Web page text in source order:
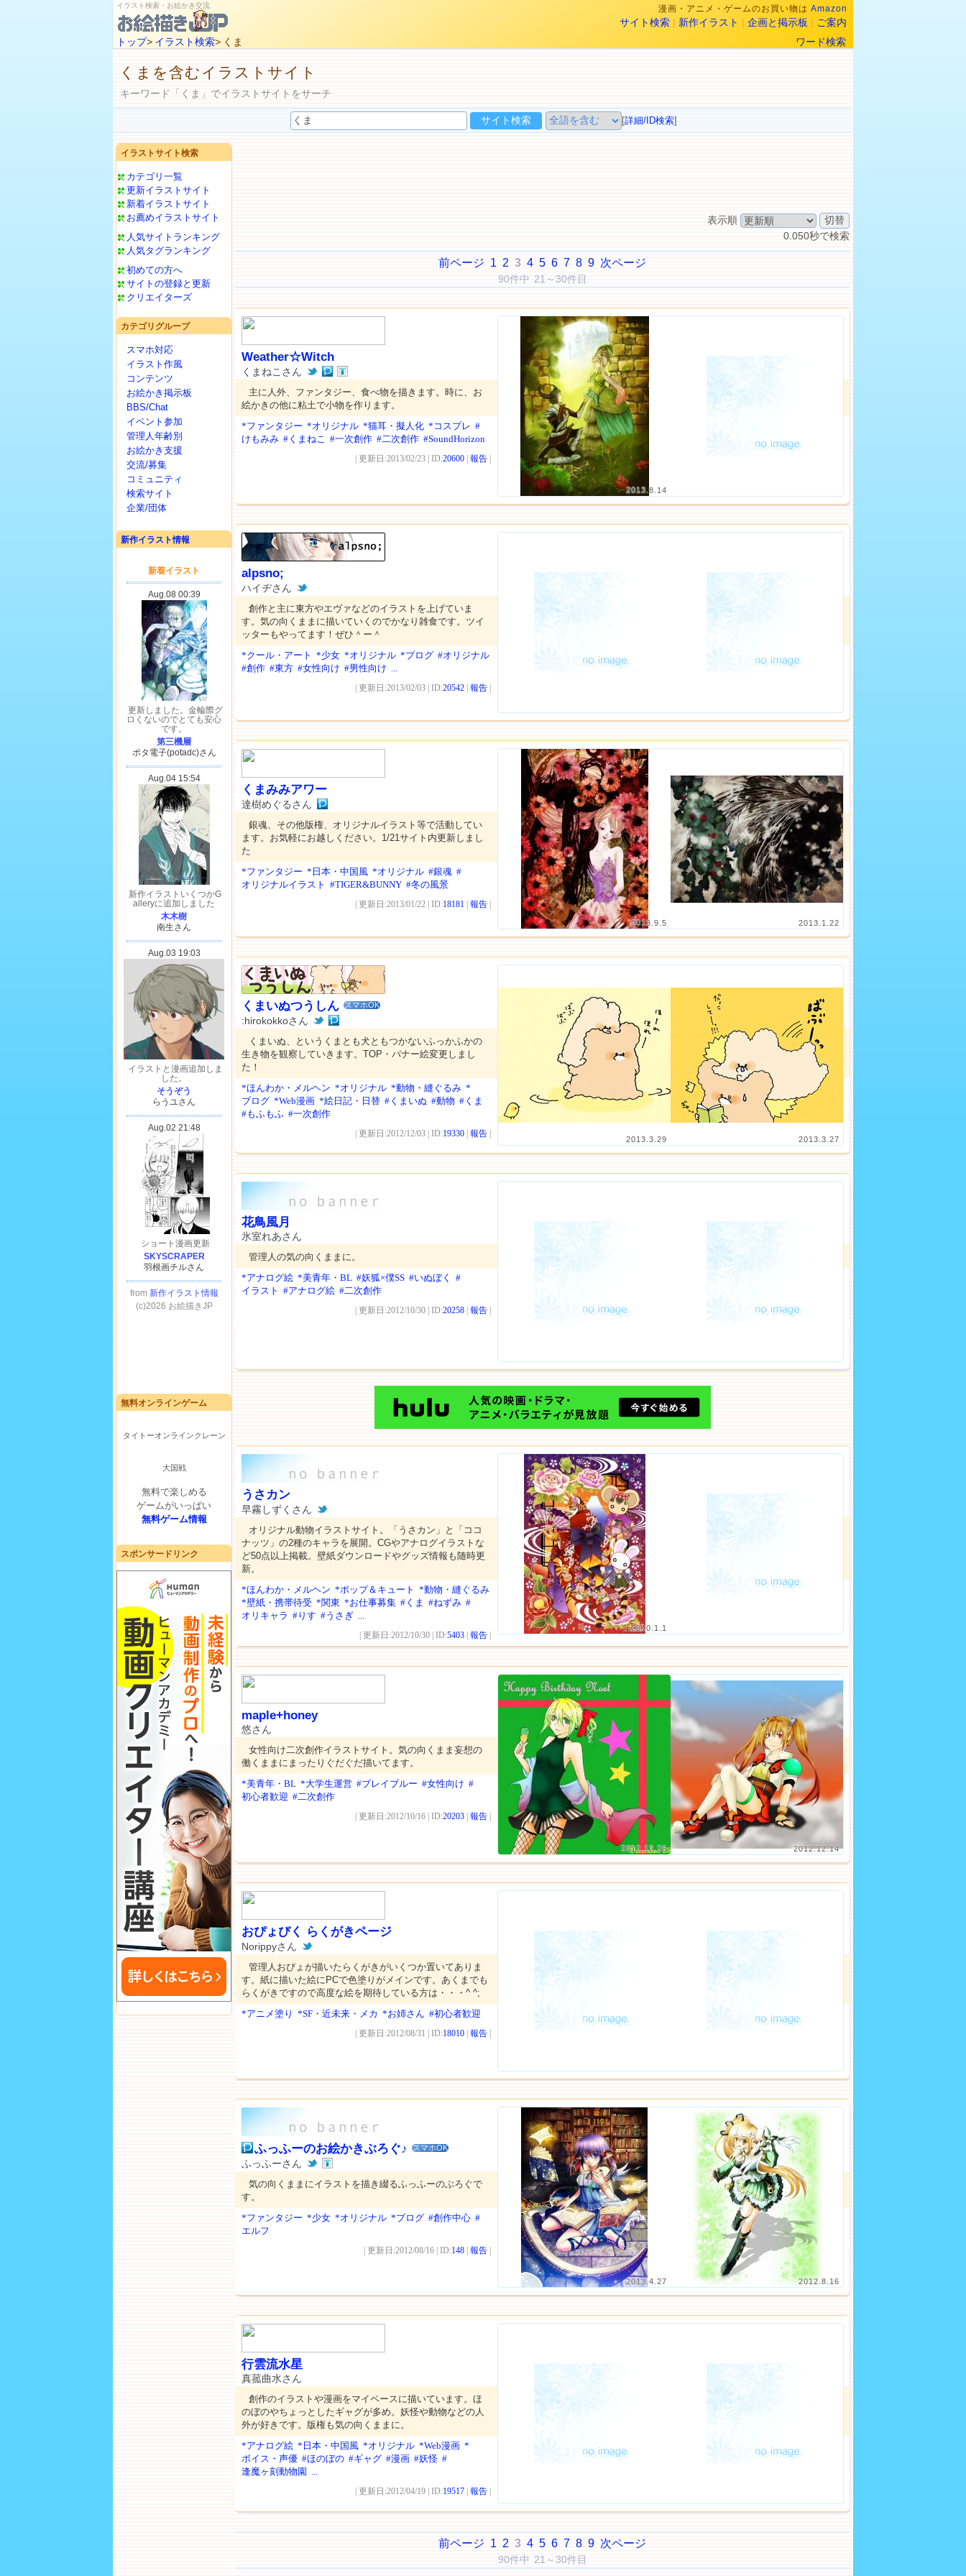
イラスト検索・お絵かき交流 漫画・アニメ・ゲームのお買い物は Amazon
サイト検索 | 新作イラスト | 企画と掲示板 | ご案内
トップ> イラスト検索> くま ワード検索
くまを含むイラストサイト
キーワード「くま」でイラストサイトをサーチ
[詳細/ID検索]
イラストサイト検索
カテゴリ一覧
更新イラストサイト
新着イラストサイト
お薦めイラストサイト
人気サイトランキング
人気タグランキング
初めての方へ
サイトの登録と更新
クリエイターズ
カテゴリグループ
スマホ対応
イラスト作風
コンテンツ
お絵かき掲示板
BBS/Chat
イベント参加
管理人年齢別
お絵かき支援
交流/募集
コミュニティ
検索サイト
企業/団体
新作イラスト情報
無料オンラインゲーム
タイトーオンラインクレーン
大国戦
無料で楽しめる
ゲームがいっぱい
無料ゲーム情報
スポンサードリンク
表示順
0.050秒で検索
前ページ 1 2 3 4 5 6 7 8 9 次ページ
90件中 21～30件目
2013.8.14
Weather☆Witch
くまねこさん
主に人外、ファンタジー、食べ物を描きます。時に、お
絵かきの他に粘土で小物を作ります。
*ファンタジー *オリジナル *猫耳・擬人化 *コスプレ #
けもみみ #くまねこ #一次創作 #二次創作 #SoundHorizon
| 更新日:2013/02/23 | ID:20600 報告
alpsno;
ハイヂさん
創作と主に東方やエヴァなどのイラストを上げていま
す。気の向くままに描いていくのでかなり雑食です。ツイ
ッターもやってます！ぜひ＾ー＾
*クール・アート *少女 *オリジナル *ブログ #オリジナル
#創作 #東方 #女性向け #男性向け ...
| 更新日:2013/02/03 | ID:20542 報告
2013.9.5 2013.1.22
くまみみアワー
達樹めぐるさん
銀魂、その他版権、オリジナルイラスト等で活動してい
ます。お気軽にお越しください。1/21サイト内更新しまし
た
*ファンタジー *日本・中国風 *オリジナル #銀魂 #
オリジナルイラスト #TIGER&BUNNY #冬の風景
| 更新日:2013/01/22 | ID:18181 報告
2013.3.29 2013.3.27
くまいぬつうしん スマホOK
:hirokokkoさん
くまいぬ、というくまとも犬ともつかないふっかふかの
生き物を観察していきます。TOP・バナー絵変更しまし
た！
*ほんわか・メルヘン *オリジナル *動物・縫ぐるみ *
ブログ *Web漫画 *絵日記・日替 #くまいぬ #動物 #くま
#もふもふ #一次創作
| 更新日:2012/12/03 | ID:19330 報告
花鳥風月
氷室れあさん
管理人の気の向くままに。
*アナログ絵 *美青年・BL #妖狐×僕SS #いぬぼく
#
イラスト #アナログ絵 #二次創作
| 更新日:2012/10/30 | ID:20258 報告
2010.1.1
うさカン
早霧しずくさん
オリジナル動物イラストサイト。「うさカン」と「ココ
ナッツ」の2種のキャラを展開。CGやアナログイラストな
ど50点以上掲載。壁紙ダウンロードやグッズ情報も随時更
新。
*ほんわか・メルヘン *ポップ＆キュート *動物・縫ぐるみ
*壁紙・携帯待受 *関東 *お仕事募集 #くま #ねずみ #
オリキャラ #りす #うさぎ ...
| 更新日:2012/10/30 | ID:5403 報告
2012.12.26 2012.12.14
maple+honey
悠さん
女性向け二次創作イラストサイト。気の向くまま妄想の
働くままにまったりぐだぐだ描いてます。
*美青年・BL *大学生運営 #ブレイブルー #女性向け #
初心者歓迎 #二次創作
| 更新日:2012/10/16 | ID:20203 報告
おぴょびく らくがきページ
Norippyさん
管理人おぴょが描いたらくがきがいくつか置いてありま
す。紙に描いた絵にPCで色塗りがメインです。あくまでも
らくがきですので高度な絵を期待している方は・・・^ ^;
*アニメ塗り *SF・近未来・メカ *お姉さん #初心者歓迎
| 更新日:2012/08/31 | ID:18010 報告
2013.4.27 2012.8.16
ふっふーのお絵かきぶろぐ♪ スマホOK
ふっふーさん
気の向くままにイラストを描き綴るふっふーのぶろぐで
す。
*ファンタジー *少女 *オリジナル *ブログ #創作中心 #
エルフ
| 更新日:2012/08/16 | ID:148 報告
行雲流水星
真菰曲水さん
創作のイラストや漫画をマイペースに描いています。ほ
のぼのやちょっとしたギャグが多め。妖怪や動物などの人
外が好きです。版権も気の向くままに。
*アナログ絵 *日本・中国風 *オリジナル *Web漫画 *
ボイス・声優 #ほのぼの #ギャグ #漫画 #妖怪 #
逢魔ヶ刻動物園 ...
| 更新日:2012/04/19 | ID:19517 報告
前ページ 1 2 3 4 5 6 7 8 9 次ページ
90件中 21～30件目